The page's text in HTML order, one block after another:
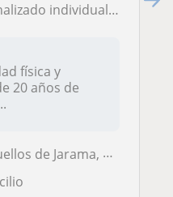
individual y en grupos
física y
20 años de
de los Reyes, Tres Ca...